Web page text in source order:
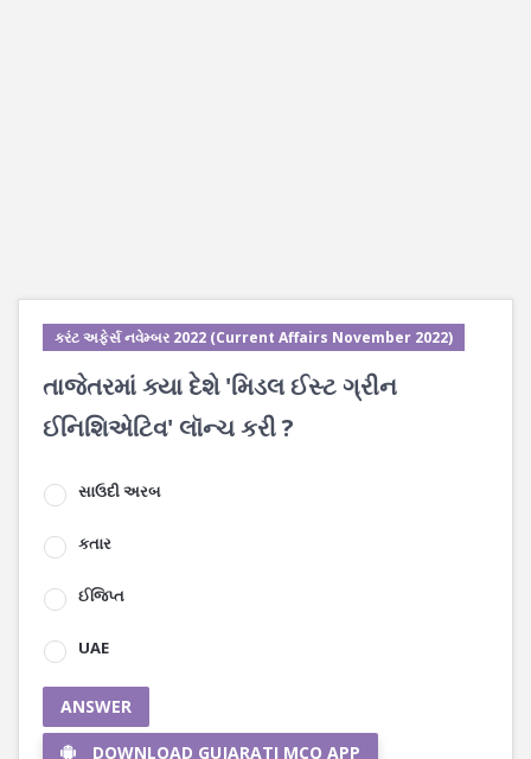
કરંટ અફેર્સ નવેમ્બર 2022 (Current Affairs November 2022)
તાજેતરમાં ક્યા દેશે 'મિડલ ઈસ્ટ ગ્રીન
ઈનિશિએટિવ' લૉન્ચ કરી ?
સાઉદી અરબ
કતાર
ઈજિપ્ત
UAE
ANSWER
DOWNLOAD GUJARATI MCQ APP